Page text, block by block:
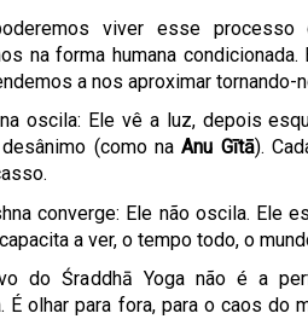
viver esse
na forma humana
a nos aproximar tornando-
oscila: Ele vê a luz, depois
(como naAnu Gītā).
converge: Ele não oscila. Ele
a ver, o tempo todo, o
do Śraddhā Yoga não é a
É olhar para fora, para o caos do